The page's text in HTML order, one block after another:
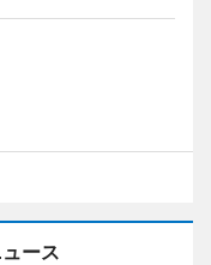
ース